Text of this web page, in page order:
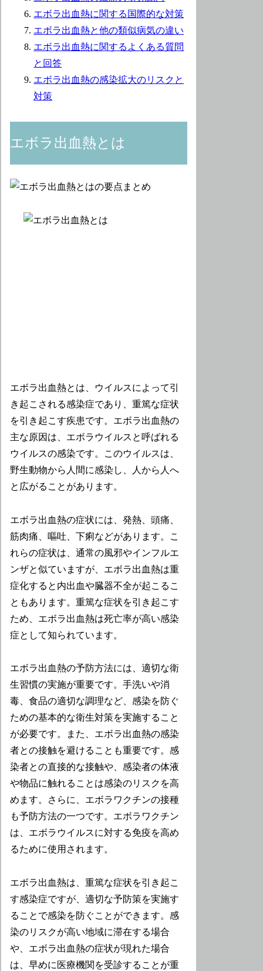
エボラ出血熱に関する国際的な対策
エボラ出血熱と他の類似病気の違い
エボラ出血熱に関するよくある質問
と回答
エボラ出血熱の感染拡大のリスクと
対策
エボラ出血熱とは
エボラ出血熱とは、ウイルスによって引
き起こされる感染症であり、重篤な症状
を引き起こす疾患です。エボラ出血熱の
主な原因は、エボラウイルスと呼ばれる
ウイルスの感染です。このウイルスは、
野生動物から人間に感染し、人から人へ
と広がることがあります。
エボラ出血熱の症状には、発熱、頭痛、
筋肉痛、嘔吐、下痢などがあります。こ
れらの症状は、通常の風邪やインフルエ
ンザと似ていますが、エボラ出血熱は重
症化すると内出血や臓器不全が起こるこ
ともあります。重篤な症状を引き起こす
ため、エボラ出血熱は死亡率が高い感染
症として知られています。
エボラ出血熱の予防方法には、適切な衛
生習慣の実施が重要です。手洗いや消
毒、食品の適切な調理など、感染を防ぐ
ための基本的な衛生対策を実施すること
が必要です。また、エボラ出血熱の感染
者との接触を避けることも重要です。感
染者との直接的な接触や、感染者の体液
や物品に触れることは感染のリスクを高
めます。さらに、エボラワクチンの接種
も予防方法の一つです。エボラワクチン
は、エボラウイルスに対する免疫を高め
るために使用されます。
エボラ出血熱は、重篤な症状を引き起こ
す感染症ですが、適切な予防策を実施す
ることで感染を防ぐことができます。感
染のリスクが高い地域に滞在する場合
や、エボラ出血熱の症状が現れた場合
は、早めに医療機関を受診することが重